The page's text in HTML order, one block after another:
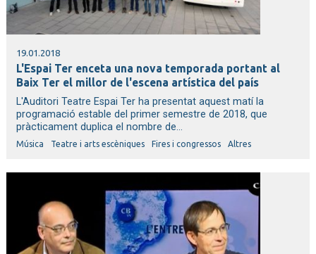
19.01.2018
L'Espai Ter enceta una nova temporada portant al
Baix Ter el millor de l'escena artística del país
L'Auditori Teatre Espai Ter ha presentat aquest matí la
programació estable del primer semestre de 2018, que
pràcticament duplica el nombre de...
Música Teatre i arts escèniques Fires i congressos Altres